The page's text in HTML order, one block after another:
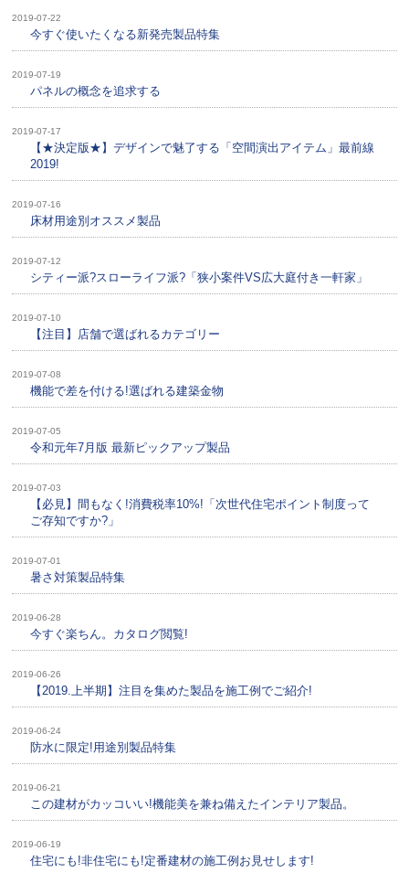
2019-07-22
今すぐ使いたくなる新発売製品特集
2019-07-19
パネルの概念を追求する
2019-07-17
【★決定版★】デザインで魅了する「空間演出アイテム」最前線
2019!
2019-07-16
床材用途別オススメ製品
2019-07-12
シティー派?スローライフ派?「狭小案件VS広大庭付き一軒家」
2019-07-10
【注目】店舗で選ばれるカテゴリー
2019-07-08
機能で差を付ける!選ばれる建築金物
2019-07-05
令和元年7月版 最新ピックアップ製品
2019-07-03
【必見】間もなく!消費税率10%!「次世代住宅ポイント制度って
ご存知ですか?」
2019-07-01
暑さ対策製品特集
2019-06-28
今すぐ楽ちん。カタログ閲覧!
2019-06-26
【2019.上半期】注目を集めた製品を施工例でご紹介!
2019-06-24
防水に限定!用途別製品特集
2019-06-21
この建材がカッコいい!機能美を兼ね備えたインテリア製品。
2019-06-19
住宅にも!非住宅にも!定番建材の施工例お見せします!